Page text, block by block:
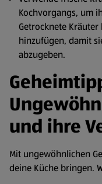
Kochvorgangs, um
Getrocknete
hinzufügen, damit
abzugeben.
und ihre
Mit ungewöhnlichen
deine Küche bringen.